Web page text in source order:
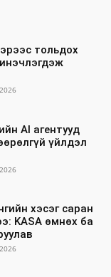
тольдох
AI агентууд
үйлдэл
хэсэг саран
KASA өмнөх ба